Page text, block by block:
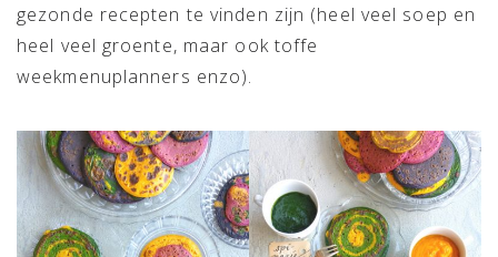
gezonde recepten te vinden zijn (heel veel soep en
heel veel groente, maar ook toffe
weekmenuplanners enzo).